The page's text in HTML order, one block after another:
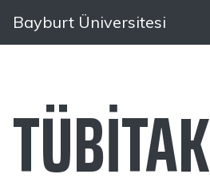
Bayburt Üniversitesi
TÜBİTAK